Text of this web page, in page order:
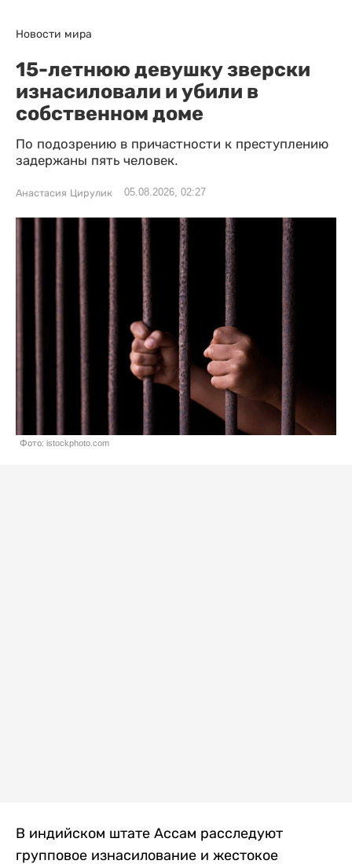
Новости мира
15-летнюю девушку зверски
изнасиловали и убили в
собственном доме
По подозрению в причастности к преступлению
задержаны пять человек.
Анастасия Цирулик 05.08.2026, 02:27
Фото: istockphoto.com
В индийском штате Ассам расследуют
групповое изнасилование и жестокое